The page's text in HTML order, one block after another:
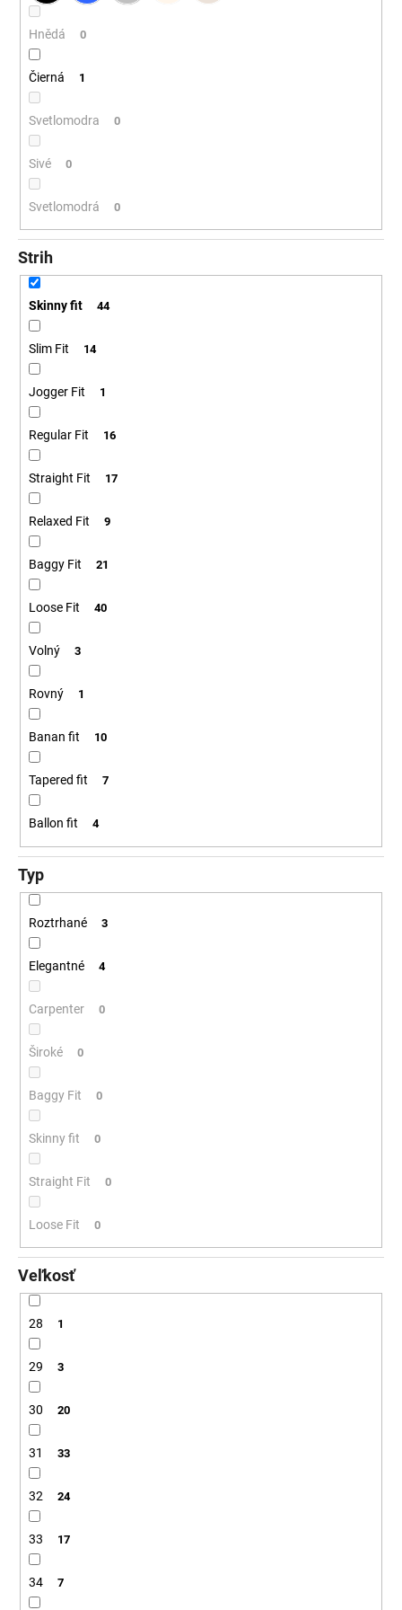
Hnědá 0
Čierná 1
Svetlomodra 0
Sivé 0
Svetlomodrá 0
Strih
Skinny fit 44
Slim Fit 14
Jogger Fit 1
Regular Fit 16
Straight Fit 17
Relaxed Fit 9
Baggy Fit 21
Loose Fit 40
Volný 3
Rovný 1
Banan fit 10
Tapered fit 7
Ballon fit 4
Typ
Roztrhané 3
Elegantné 4
Carpenter 0
Široké 0
Baggy Fit 0
Skinny fit 0
Straight Fit 0
Loose Fit 0
Veľkosť
28 1
29 3
30 20
31 33
32 24
33 17
34 7